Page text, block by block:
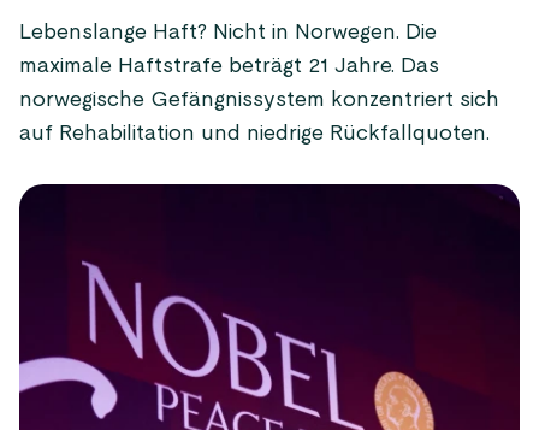
Lebenslange Haft? Nicht in Norwegen. Die
maximale Haftstrafe beträgt 21 Jahre. Das
norwegische Gefängnissystem konzentriert sich
auf Rehabilitation und niedrige Rückfallquoten.